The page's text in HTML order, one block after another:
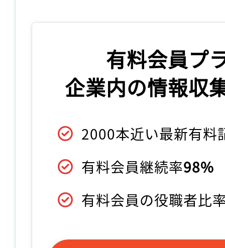
有料会員プ
企業内の情報収
2000本近い最新有料
有料会員継続率98%
有料会員の役職者比